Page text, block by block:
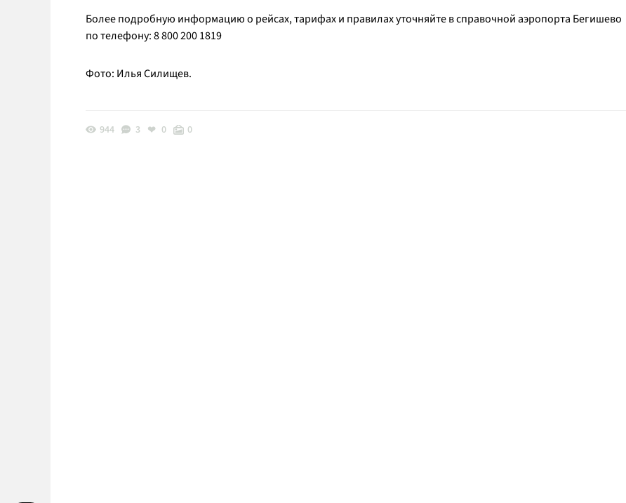
Более подробную информацию о рейсах, тарифах и правилах уточняйте в справочной аэропорта Бегишево
по телефону: 8 800 200 1819
Фото: Илья Силищев.
944 3 0 0